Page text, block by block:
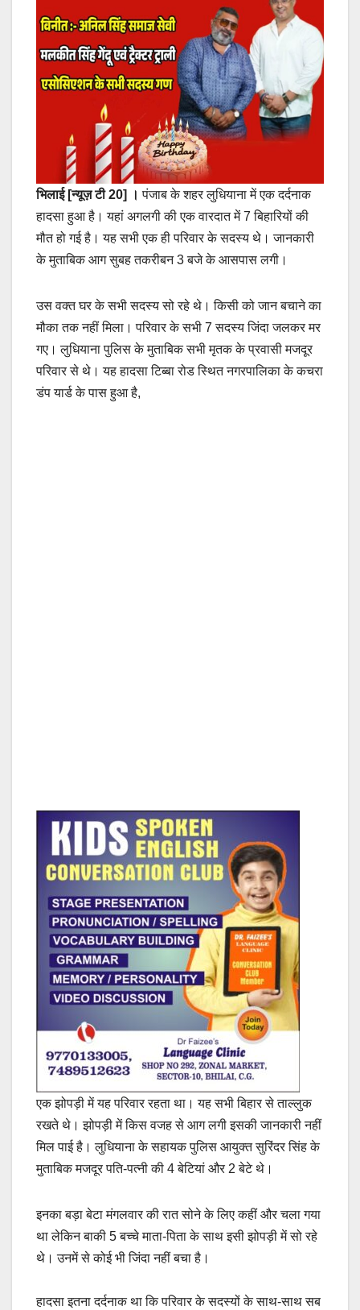
भिलाई [न्यूज़ टी 20] । पंजाब के शहर लुधियाना में एक दर्दनाक
हादसा हुआ है। यहां अगलगी की एक वारदात में 7 बिहारियों की
मौत हो गई है। यह सभी एक ही परिवार के सदस्य थे। जानकारी
के मुताबिक आग सुबह तकरीबन 3 बजे के आसपास लगी।
उस वक्त घर के सभी सदस्य सो रहे थे। किसी को जान बचाने का
मौका तक नहीं मिला। परिवार के सभी 7 सदस्य जिंदा जलकर मर
गए। लुधियाना पुलिस के मुताबिक सभी मृतक के प्रवासी मजदूर
परिवार से थे। यह हादसा टिब्बा रोड स्थित नगरपालिका के कचरा
डंप यार्ड के पास हुआ है,
एक झोपड़ी में यह परिवार रहता था। यह सभी बिहार से ताल्लुक
रखते थे। झोपड़ी में किस वजह से आग लगी इसकी जानकारी नहीं
मिल पाई है। लुधियाना के सहायक पुलिस आयुक्त सुरिंदर सिंह के
मुताबिक मजदूर पति-पत्नी की 4 बेटियां और 2 बेटे थे।
इनका बड़ा बेटा मंगलवार की रात सोने के लिए कहीं और चला गया
था लेकिन बाकी 5 बच्चे माता-पिता के साथ इसी झोपड़ी में सो रहे
थे। उनमें से कोई भी जिंदा नहीं बचा है।
हादसा इतना दर्दनाक था कि परिवार के सदस्यों के साथ-साथ सब